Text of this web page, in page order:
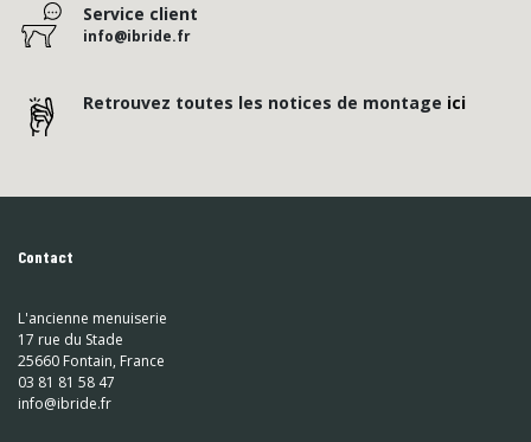
Service client
info@ibride.fr
Retrouvez toutes les notices de montage ici
Contact
L'ancienne menuiserie
17 rue du Stade
25660 Fontain, France
03 81 81 58 47
info@ibride.fr